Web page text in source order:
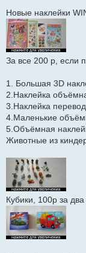
Новые наклейки
За все 200 р, если
1. Большая 3D
2.Наклейка
3.Наклейка
4.Маленькие
5.Объёмная
Животные из
Кубики, 100р за